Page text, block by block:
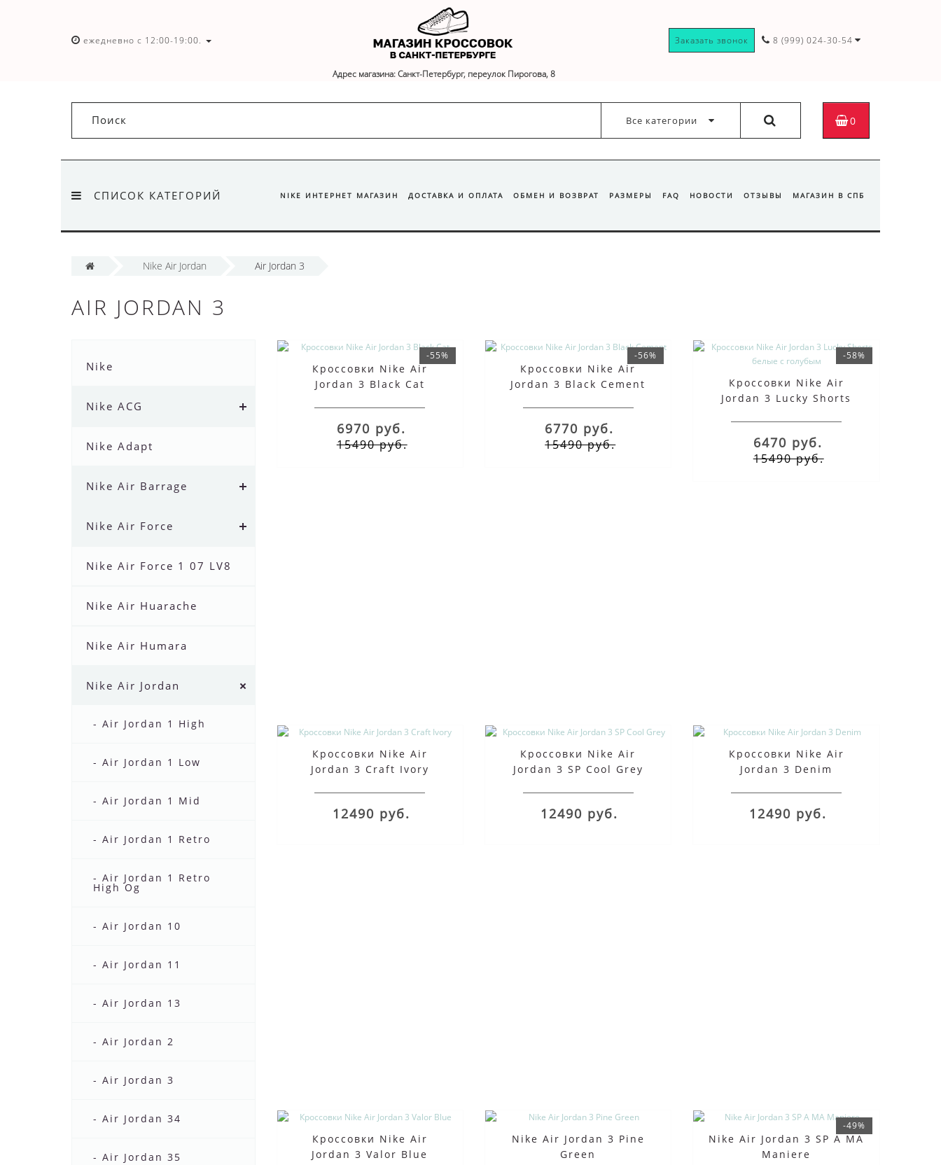
ежедневно с 12:00-19:00.
Адрес магазина: Санкт-Петербург, переулок Пирогова, 8
Заказать звонок 8 (999) 024-30-54
Все категории 0
СПИСОК КАТЕГОРИЙ NIKE ИНТЕРНЕТ МАГАЗИН ДОСТАВКА И ОПЛАТА ОБМЕН И ВОЗВРАТ РАЗМЕРЫ FAQ НОВОСТИ ОТЗЫВЫ МАГАЗИН В СПБ
Nike Air Jordan Air Jordan 3
AIR JORDAN 3
Nike
Nike ACG
Nike Adapt
Nike Air Barrage
Nike Air Force
Nike Air Force 1 07 LV8
Nike Air Huarache
Nike Air Humara
Nike Air Jordan
- Air Jordan 1 High
- Air Jordan 1 Low
- Air Jordan 1 Mid
- Air Jordan 1 Retro
- Air Jordan 1 Retro
High Og
- Air Jordan 10
- Air Jordan 11
- Air Jordan 13
- Air Jordan 2
- Air Jordan 3
- Air Jordan 34
- Air Jordan 35
-55%
Кроссовки Nike Air
Jordan 3 Black Cat
6970 руб.
15490 руб.
-56%
Кроссовки Nike Air
Jordan 3 Black Cement
6770 руб.
15490 руб.
-58%
Кроссовки Nike Air
Jordan 3 Lucky Shorts
6470 руб.
15490 руб.
Кроссовки Nike Air
Jordan 3 Craft Ivory
12490 руб.
Кроссовки Nike Air
Jordan 3 SP Cool Grey
12490 руб.
Кроссовки Nike Air
Jordan 3 Denim
12490 руб.
Кроссовки Nike Air
Jordan 3 Valor Blue
Nike Air Jordan 3 Pine
Green
-49%
Nike Air Jordan 3 SP A MA
Maniere